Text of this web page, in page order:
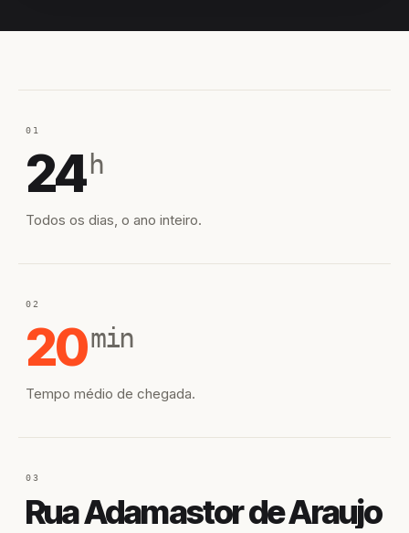
01
24 h
Todos os dias, o ano inteiro.
02
20min
Tempo médio de chegada.
03
Rua Adamastor de Araujo